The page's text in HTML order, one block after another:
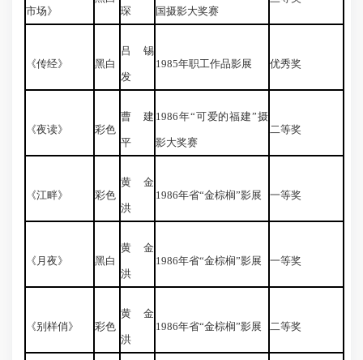
市场》 琛 国摄影大奖赛
《传经》 黑白
吕锡
发
1985年职工作品影展 优秀奖
《夜读》 彩色
曹建
平
1986年“可爱的福建”摄
影大奖赛
二等奖
《江畔》 彩色
黄金
洪
1986年省“金棕榈”影展 一等奖
《月夜》 黑白
黄金
洪
1986年省“金棕榈”影展 一等奖
《别样俏》 彩色
黄金
洪
1986年省“金棕榈”影展 二等奖